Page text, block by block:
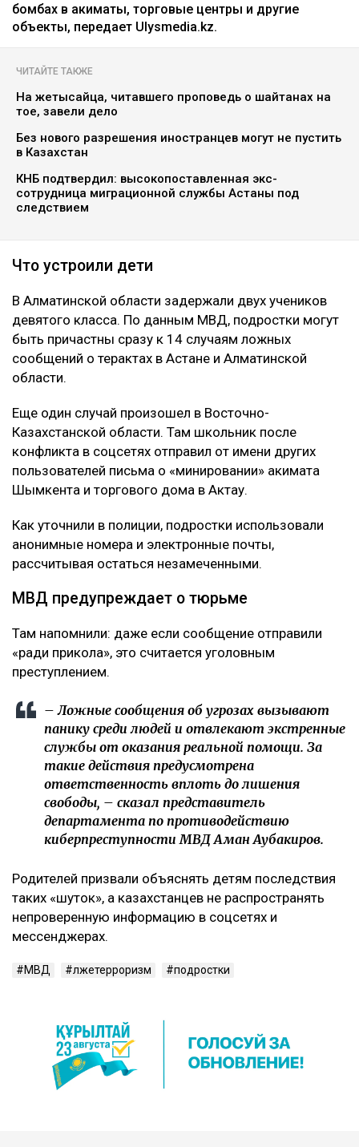
бомбах в акиматы, торговые центры и другие
объекты, передает Ulysmedia.kz.
ЧИТАЙТЕ ТАКЖЕ
На жетысайца, читавшего проповедь о шайтанах на
тое, завели дело
Без нового разрешения иностранцев могут не пустить
в Казахстан
КНБ подтвердил: высокопоставленная экс-
сотрудница миграционной службы Астаны под
следствием
Что устроили дети
В Алматинской области задержали двух учеников
девятого класса. По данным МВД, подростки могут
быть причастны сразу к 14 случаям ложных
сообщений о терактах в Астане и Алматинской
области.
Еще один случай произошел в Восточно-
Казахстанской области. Там школьник после
конфликта в соцсетях отправил от имени других
пользователей письма о «минировании» акимата
Шымкента и торгового дома в Актау.
Как уточнили в полиции, подростки использовали
анонимные номера и электронные почты,
рассчитывая остаться незамеченными.
МВД предупреждает о тюрьме
Там напомнили: даже если сообщение отправили
«ради прикола», это считается уголовным
преступлением.
– Ложные сообщения об угрозах вызывают
панику среди людей и отвлекают экстренные
службы от оказания реальной помощи. За
такие действия предусмотрена
ответственность вплоть до лишения
свободы, – сказал представитель
департамента по противодействию
киберпреступности МВД Аман Аубакиров.
Родителей призвали объяснять детям последствия
таких «шуток», а казахстанцев не распространять
непроверенную информацию в соцсетях и
мессенджерах.
МВД лжетерроризм подростки